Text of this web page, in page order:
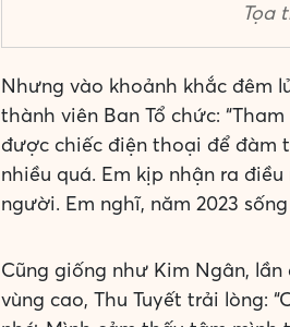
Tọa
Nhưng vào khoảnh khắc đêm
thành viên Ban Tổ chức:
được chiếc điện thoại để đàm
nhiều quá. Em kịp nhận ra
người. Em nghĩ, năm 2023
Cũng giống như Kim Ngân,
vùng cao, Thu Tuyết trải lòng: